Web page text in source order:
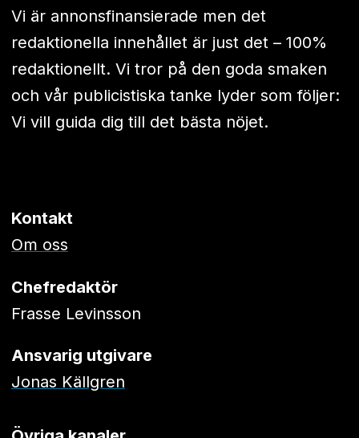
Vi är annonsfinansierade men det
redaktionella innehållet är just det – 100%
redaktionellt. Vi tror på den goda smaken
och vår publicistiska tanke lyder som följer:
Vi vill guida dig till det bästa nöjet.
Kontakt
Om oss
Chefredaktör
Frasse Levinsson
Ansvarig utgivare
Jonas Källgren